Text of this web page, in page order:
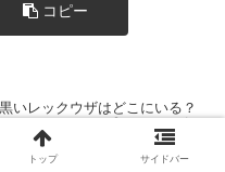
コピー
いレックウザはどこにいる？
捕獲した理由や目的は？
トップ サイドバー